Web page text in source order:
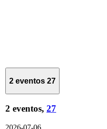
2 eventos 27
2 eventos, 27
2026-07-06